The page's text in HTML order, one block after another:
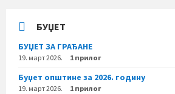
БУЏЕТ
БУЏЕТ ЗА ГРАЂАНЕ
19. март 2026. 1 прилог
Буџет општине за 2026. годину
19. март 2026. 1 прилог